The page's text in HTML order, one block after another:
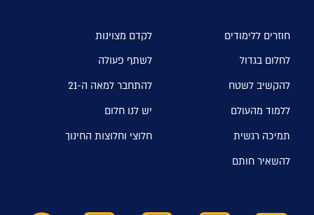
חוזרים ללימודים
לקדם מצוינות
לחלום בגדול
לשתף פעולה
להקשיב לשטח
להתחבר למאה ה-21
ללמוד מהעולם
יש לנו חלום
תמיכה רגשית
חלוצי וחלוצות החינוך
להשאיר חותם